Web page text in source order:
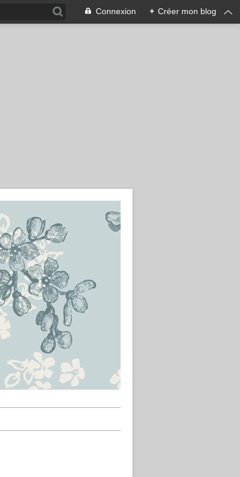
Connexion + Créer mon blog